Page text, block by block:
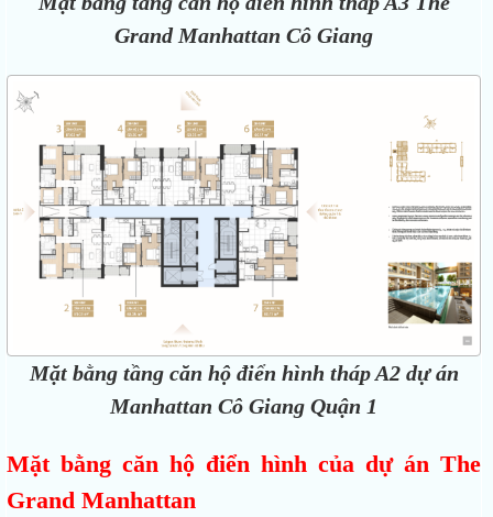
Grand Manhattan Cô Giang
Mặt bằng tầng căn hộ điển hình tháp A2 dự án
Manhattan Cô Giang Quận 1
Mặt bằng căn hộ điển hình của dự án The
Grand Manhattan